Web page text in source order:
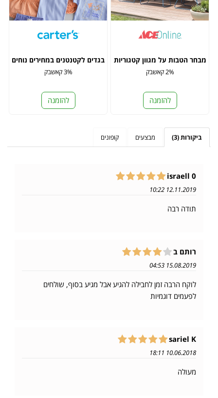
מבחר הטבות על מגוון קטגוריות
2% קאשבק
להזמנה
בגדים לקטנטנים במחירים נוחים
3% קאשבק
להזמנה
ביקורות (3) מבצעים קופונים
israell 0
12.11.2019 10:22
תודה רבה
רותם ב
15.08.2019 04:53
לוקח הרבה זמן לחבילה להגיע אבל מגיע בסוף, שולחים
לפעמים דוגמיות
sariel K
10.06.2018 18:11
מעולה